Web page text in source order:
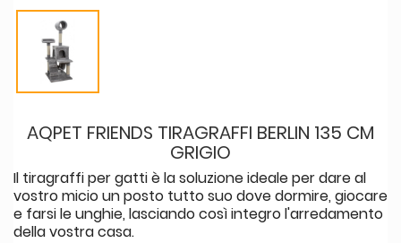
AQPET FRIENDS TIRAGRAFFI BERLIN 135 CM
GRIGIO
Il tiragraffi per gatti è la soluzione ideale per dare al
vostro micio un posto tutto suo dove dormire, giocare
e farsi le unghie, lasciando così integro l'arredamento
della vostra casa.